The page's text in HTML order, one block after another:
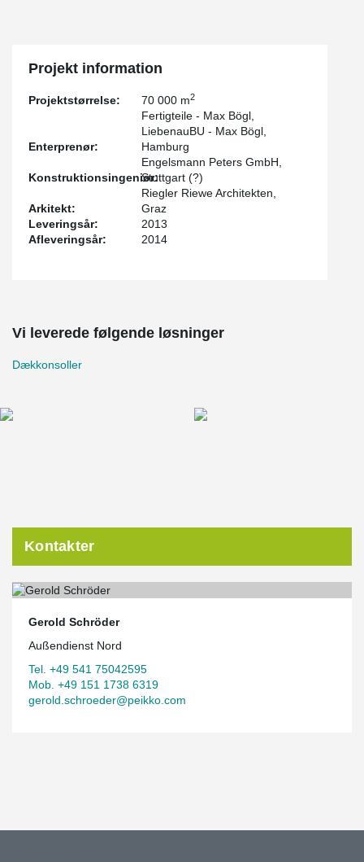
Projekt information
Projektstørrelse: 70 000 m2
Enterprenør:
Fertigteile - Max Bögl,
LiebenauBU - Max Bögl,
Hamburg
Konstruktionsingeniør:
Engelsmann Peters GmbH,
Stuttgart (?)
Arkitekt:
Riegler Riewe Architekten,
Graz
Leveringsår:
2013
Afleveringsår:
2014
Vi leverede følgende løsninger
Dækkonsoller
Kontakter
Gerold Schröder
Außendienst Nord
Tel. +49 541 75042595
Mob. +49 151 1738 6319
gerold.schroeder@peikko.com